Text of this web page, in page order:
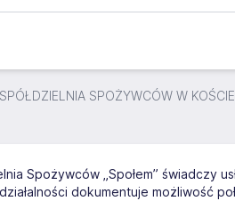
SPOŻYWCÓW W
Spożywców „Społem” świadczy
dokumentuje możliwość